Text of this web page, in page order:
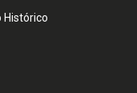
Histórico